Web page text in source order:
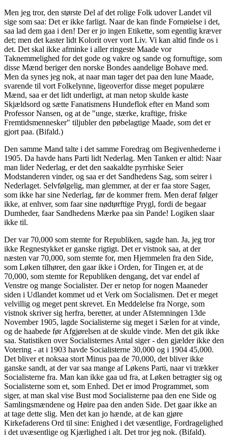
Men jeg tror, den største Del af det rolige Folk udover Landet vil
sige som saa: Det er ikke farligt. Naar de kan finde Fornøielse i det,
saa lad dem gaa i den! Der er jo ingen Etikette, som egentlig kræver
det; men det kaster lidt Kolorit over vort Liv. Vi kan altid finde os i
det. Det skal ikke afminke i aller ringeste Maade vor
Taknemmelighed for det gode og vakre og sande og fornuftige, som
disse Mænd beriger den norske Bondes aandelige Bohave med.
Men da synes jeg nok, at naar man tager det paa den lune Maade,
svarende til vort Folkelynne, ligeoverfor disse meget populære
Mænd, saa er det lidt underligt, at man netop skulde kaste
Skjældsord og sætte Fanatismens Hundeflok efter en Mand som
Professor Nansen, og at de "unge, stærke, kraftige, friske
Fremtidsmennesker" tiljubler den pøbelagtige Maade, som det er
gjort paa. (Bifald.)
Den samme Mand talte i det samme Foredrag om Begivenhederne i
1905. Da havde hans Parti lidt Nederlag. Men Tanken er altid: Naar
man lider Nederlag, er det den saakaldte pyrrhiske Seier
Modstanderen vinder, og saa er det Sandhedens Sag, som seirer i
Nederlaget. Selvfølgelig, man glemmer, at der er faa store Sager,
som ikke har sine Nederlag, før de kommer frem. Men deraf følger
ikke, at enhver, som faar sine nødtørftige Prygl, fordi de begaar
Dumheder, faar Sandhedens Mærke paa sin Pande! Logiken slaar
ikke til.
Der var 70,000 som stemte for Republiken, sagde han. Ja, jeg tror
ikke Regnestykket er ganske rigtigt. Det er vistnok saa, at der
næsten var 70,000, som stemte for, men Hjemmelen fra den Side,
som Løken tilhører, den gaar ikke i Orden, for Tingen er, at de
70,000, som stemte for Republiken dengang, det var endel af
Venstre og mange Socialister. Der er netop for nogen Maaneder
siden i Udlandet kommet ud et Verk om Socialismen. Det er meget
velvillig og meget pent skrevet. En Meddelelse fra Norge, som
vistnok skriver sig herfra, beretter, at under Afstemningen 13de
November 1905, lagde Socialisterne sig meget i Sælen for at vinde,
og de haabede før Afgjørelsen at de skulde vinde. Men det gik ikke
saa. Statistiken over Socialisternes Antal siger - den gjælder ikke den
Votering - at i 1903 havde Socialisterne 30,000 og i 1904 45,000.
Det bliver et noksaa stort Minus paa de 70,000, det bliver ikke
ganske sandt, at der var saa mange af Løkens Parti, naar vi trækker
Socialisterne fra. Man kan ikke gaa ud fra, at Løken betragter sig og
Socialisterne som et, som Enhed. Det er imod Programmet, som
siger, at man skal vise Bust mod Socialisterne paa den ene Side og
Samlingsmændene og Høire paa den anden Side. Det gaar ikke an
at tage dette slig. Men det kan jo hænde, at de kan gjøre
Kirkefaderens Ord til sine: Enighed i det væsentlige, Fordragelighed
i det uvæsentlige og Kjærlighed i alt. Det tror jeg nok. (Bifald).